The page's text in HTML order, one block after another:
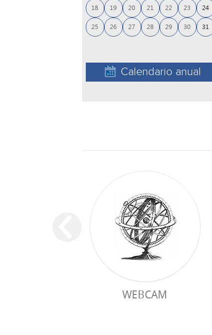
18 19 20 21 22 23 24
25 26 27 28 29 30 31
Calendario anual
WEBCAM